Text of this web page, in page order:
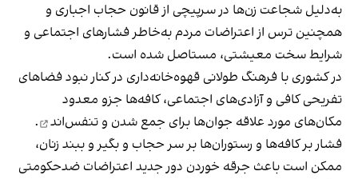
به‌دلیل شجاعت زن‌ها در سرپیچی از قانون حجاب اجباری و
همچنین ترس از اعتراضات مردم به‌خاطر فشارهای اجتماعی و
شرایط سخت معیشتی، مستاصل شده است.
در کشوری با فرهنگ طولانی قهوه‌‌خانه‌داری در کنار نبود فضاهای
تفریحی کافی و آزادی‌های اجتماعی، کافه‌ها جزو معدود
مکان‌های مورد علاقه جوان‌ها برای جمع شدن و تنفس‌اند
.
فشار بر کافه‌ها و رستوران‌ها بر سر حجاب و بگیر و ببند زنان،
ممکن است باعث جرقه خوردن دور جدید اعتراضات ضدحکومتی